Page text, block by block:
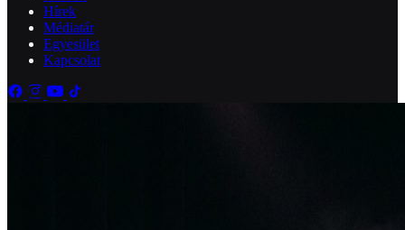
Hírek
Médiatár
Egyesület
Kapcsolat